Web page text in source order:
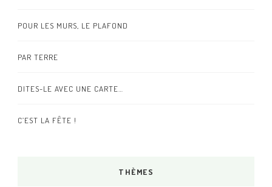
POUR LES MURS, LE PLAFOND
PAR TERRE
DITES-LE AVEC UNE CARTE…
C’EST LA FÊTE !
THÈMES